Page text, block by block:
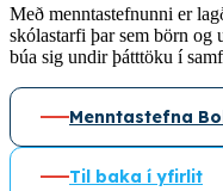
Með menntastefnunni er
skólastarfi þar sem börn
búa sig undir þátttöku í
Menntastefna
Til baka í yfirlit